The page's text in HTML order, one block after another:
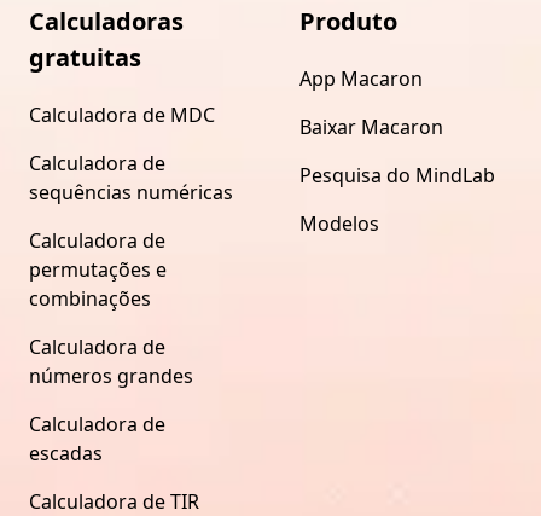
Calculadoras
gratuitas
Calculadora de MDC
Calculadora de
sequências numéricas
Calculadora de
permutações e
combinações
Calculadora de
números grandes
Calculadora de
escadas
Calculadora de TIR
Produto
App Macaron
Baixar Macaron
Pesquisa do MindLab
Modelos